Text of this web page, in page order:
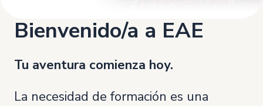
Bienvenido/a a EAE
Tu aventura comienza hoy.
La necesidad de formación es una